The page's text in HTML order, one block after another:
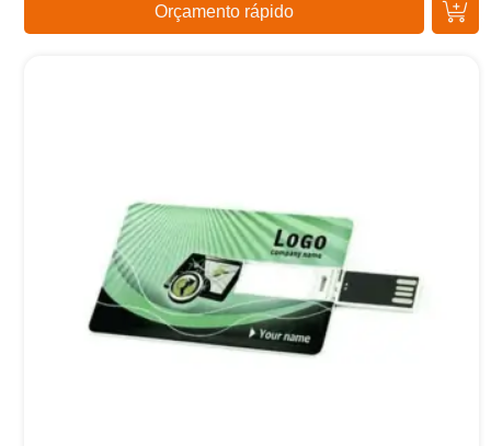
Orçamento rápido